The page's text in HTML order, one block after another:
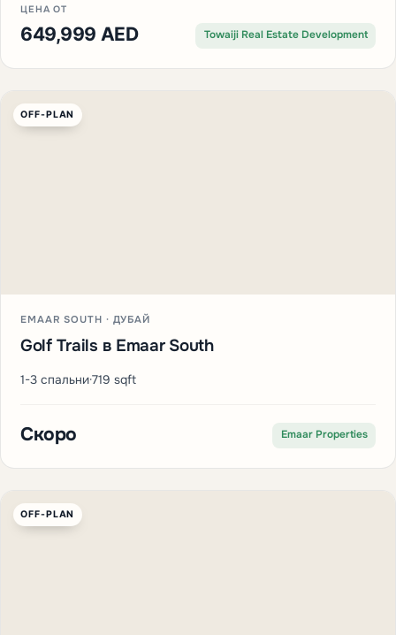
ЦЕНА ОТ
649,999 AED Towaiji Real Estate Development
OFF-PLAN
EMAAR SOUTH · ДУБАЙ
Golf Trails в Emaar South
1-3 спальни·719 sqft
Скоро Emaar Properties
OFF-PLAN